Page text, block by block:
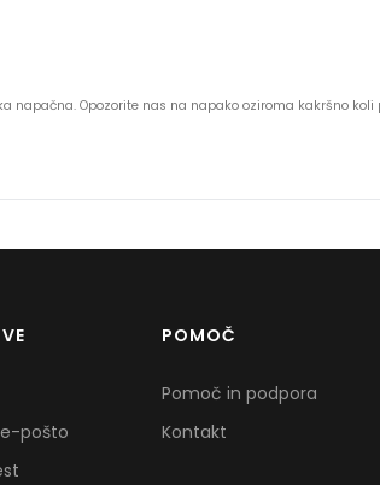
Opozorite nas na napako oziroma kakršno
pošto
POMOČ
Pomoč in podpora
Kontakt